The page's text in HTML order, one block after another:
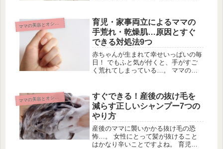
る方もいるでしょう。 逆に、産後に
テレビを見たり運転をしている時に
「...
マ
マの美容とオシャレ
育児・家事両立によるママの
手荒れ・乾燥肌…原因とすぐ
できる対処法9つ
赤ちゃんが生まれて幸せいっぱいの毎
日！ でもふと気が付くと、手がすご
く荒れてしまっている…。 ママの手
も手あれが起こるのに、さらに育児を
しているとママの手は休む暇もありま
せ...
マ
マの美容とオシャレ
すぐできる！産後の抜け毛を
減らす正しいシャンプー7つの
やり方
産後のママに襲いかかる抜け毛の恐
怖…。 女性にとって髪が抜けること
はかなり辛いことですよね。 育児ス